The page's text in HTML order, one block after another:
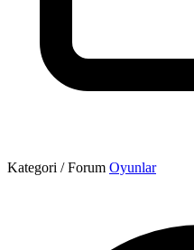
Kategori / Forum Oyunlar